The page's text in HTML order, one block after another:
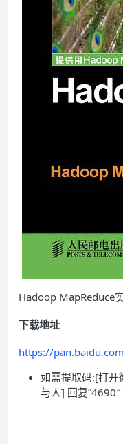
Hadoop MapReduce
下载地址
https://
如需提取码:[打
与人] 回复